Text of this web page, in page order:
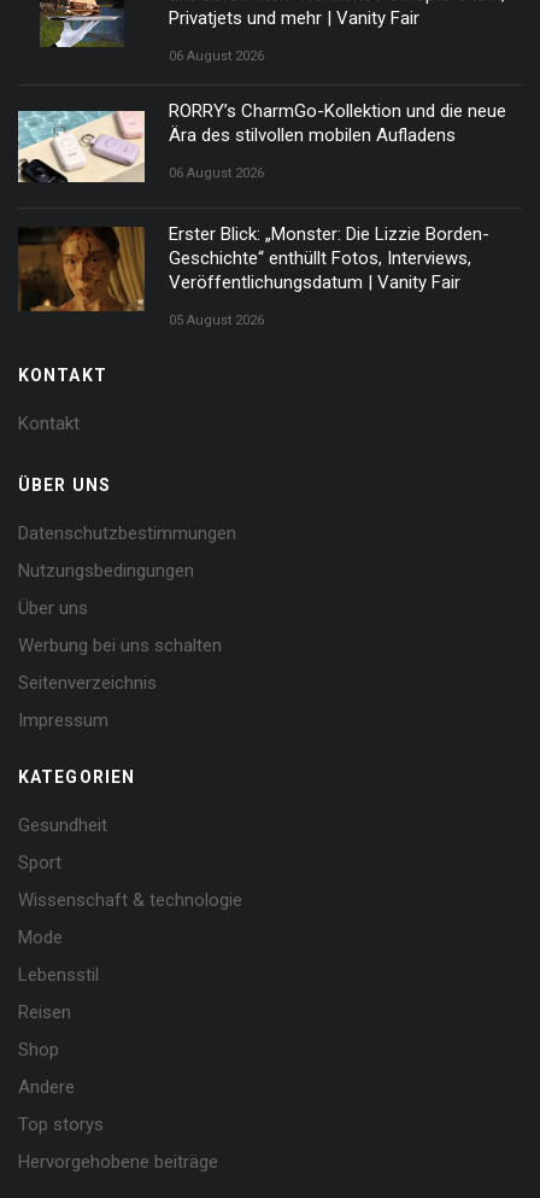
Privatjets und mehr | Vanity Fair
06 August 2026
RORRY’s CharmGo-Kollektion und die neue
Ära des stilvollen mobilen Aufladens
06 August 2026
Erster Blick: „Monster: Die Lizzie Borden-
Geschichte“ enthüllt Fotos, Interviews,
Veröffentlichungsdatum | Vanity Fair
05 August 2026
KONTAKT
Kontakt
ÜBER UNS
Datenschutzbestimmungen
Nutzungsbedingungen
Über uns
Werbung bei uns schalten
Seitenverzeichnis
Impressum
KATEGORIEN
Gesundheit
Sport
Wissenschaft & technologie
Mode
Lebensstil
Reisen
Shop
Andere
Top storys
Hervorgehobene beiträge